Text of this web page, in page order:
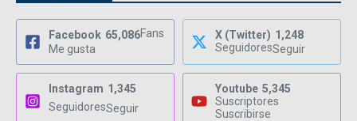
Facebook 65,086Fans
Me gusta
X (Twitter) 1,248
SeguidoresSeguir
Instagram 1,345
SeguidoresSeguir
Youtube 5,345
Suscriptores
Suscribirse